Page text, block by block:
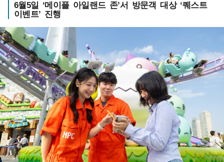
6월5일 ‘메이플 아일랜드 존’서 방문객 대상 ‘퀘스트
이벤트’ 진행